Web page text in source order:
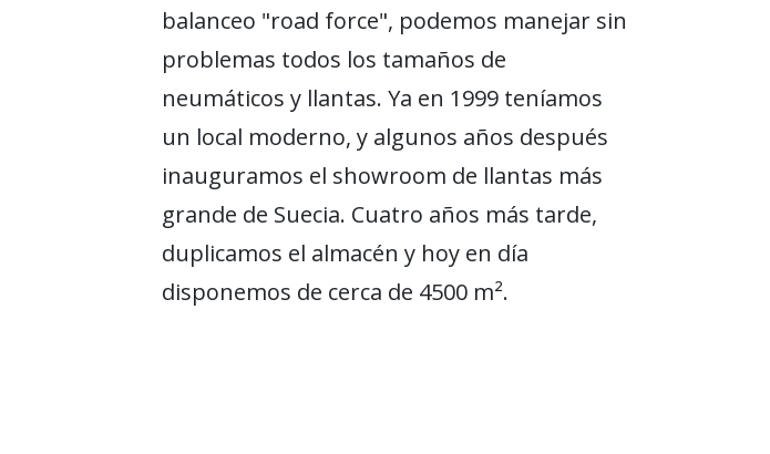
balanceo "road force", podemos manejar sin
problemas todos los tamaños de
neumáticos y llantas. Ya en 1999 teníamos
un local moderno, y algunos años después
inauguramos el showroom de llantas más
grande de Suecia. Cuatro años más tarde,
duplicamos el almacén y hoy en día
disponemos de cerca de 4500 m².